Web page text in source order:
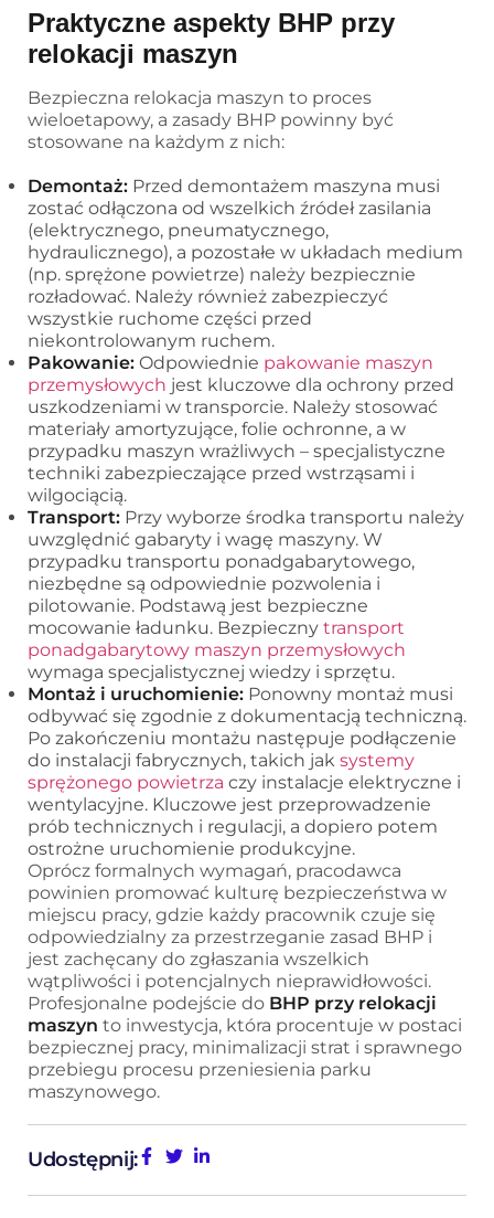
Praktyczne aspekty BHP przy
relokacji maszyn
Bezpieczna relokacja maszyn to proces
wieloetapowy, a zasady BHP powinny być
stosowane na każdym z nich:
Demontaż: Przed demontażem maszyna musi
zostać odłączona od wszelkich źródeł zasilania
(elektrycznego, pneumatycznego,
hydraulicznego), a pozostałe w układach medium
(np. sprężone powietrze) należy bezpiecznie
rozładować. Należy również zabezpieczyć
wszystkie ruchome części przed
niekontrolowanym ruchem.
Pakowanie: Odpowiednie pakowanie maszyn
przemysłowych jest kluczowe dla ochrony przed
uszkodzeniami w transporcie. Należy stosować
materiały amortyzujące, folie ochronne, a w
przypadku maszyn wrażliwych – specjalistyczne
techniki zabezpieczające przed wstrząsami i
wilgociącią.
Transport: Przy wyborze środka transportu należy
uwzględnić gabaryty i wagę maszyny. W
przypadku transportu ponadgabarytowego,
niezbędne są odpowiednie pozwolenia i
pilotowanie. Podstawą jest bezpieczne
mocowanie ładunku. Bezpieczny transport
ponadgabarytowy maszyn przemysłowych
wymaga specjalistycznej wiedzy i sprzętu.
Montaż i uruchomienie: Ponowny montaż musi
odbywać się zgodnie z dokumentacją techniczną.
Po zakończeniu montażu następuje podłączenie
do instalacji fabrycznych, takich jak systemy
sprężonego powietrza czy instalacje elektryczne i
wentylacyjne. Kluczowe jest przeprowadzenie
prób technicznych i regulacji, a dopiero potem
ostrożne uruchomienie produkcyjne.
Oprócz formalnych wymagań, pracodawca
powinien promować kulturę bezpieczeństwa w
miejscu pracy, gdzie każdy pracownik czuje się
odpowiedzialny za przestrzeganie zasad BHP i
jest zachęcany do zgłaszania wszelkich
wątpliwości i potencjalnych nieprawidłowości.
Profesjonalne podejście do BHP przy relokacji
maszyn to inwestycja, która procentuje w postaci
bezpiecznej pracy, minimalizacji strat i sprawnego
przebiegu procesu przeniesienia parku
maszynowego.
Udostępnij: